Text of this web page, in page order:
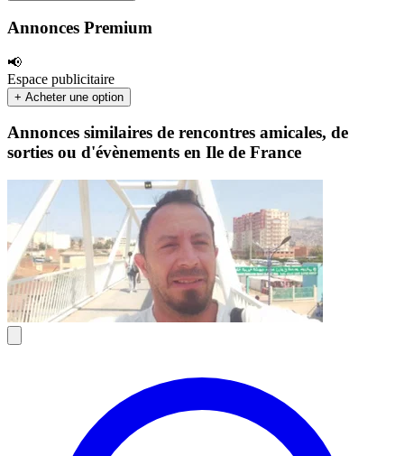
Annonces Premium
📢
Espace publicitaire
+ Acheter une option
Annonces similaires de rencontres amicales, de
sorties ou d'évènements en Ile de France